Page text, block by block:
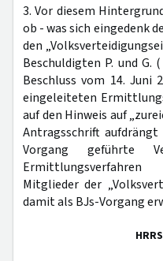
3. Vor diesem
ob - was sich eingedenk
den
Beschuldigten P. und G.
Beschluss vom 14. Juni
eingeleiteten
auf den Hinweis auf
Antragsschrift
Vorgang geführte
Mitglieder der
damit als BJs-Vorgang